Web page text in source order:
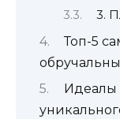
3.
Топ-5
Идеалы